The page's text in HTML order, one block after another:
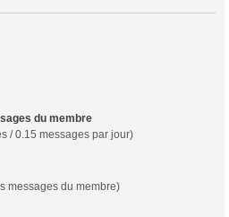
du membre
/ 0.15 messages par jour)
messages du membre)